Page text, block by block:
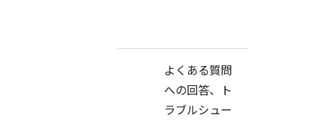
よくある質問
への回答、ト
ラブルシュー